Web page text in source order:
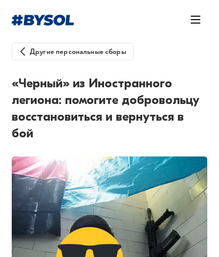
Другие персональные сборы
«Черный» из Иностранного
легиона: помогите добровольцу
восстановиться и вернуться в
бой